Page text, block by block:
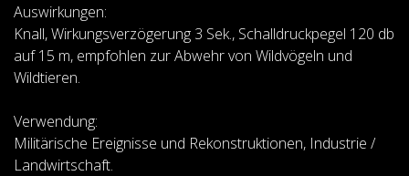
Auswirkungen:
Knall, Wirkungsverzögerung 3 Sek., Schalldruckpegel 120 db
auf 15 m, empfohlen zur Abwehr von Wildvögeln und
Wildtieren.
Verwendung:
Militärische Ereignisse und Rekonstruktionen, Industrie /
Landwirtschaft.